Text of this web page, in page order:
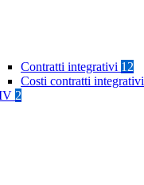
Contratti integrativi 12
Costi contratti integrativi
2